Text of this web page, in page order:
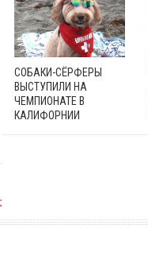
СОБАКИ-СЁРФЕРЫ
ВЫСТУПИЛИ НА
ЧЕМПИОНАТЕ В
КАЛИФОРНИИ